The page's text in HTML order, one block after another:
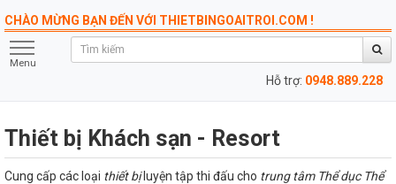
CHÀO MỪNG BẠN ĐẾN VỚI THIETBINGOAITROI.COM !
Menu
Hỗ trợ: 0948.889.228
Thiết bị Khách sạn - Resort
Cung cấp các loại thiết bịluyện tập thi đấu cho trung tâm Thể dục Thể